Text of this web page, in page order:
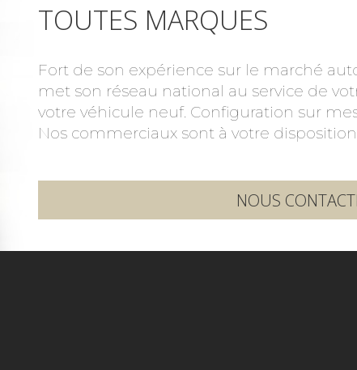
TOUTES MARQUES
Fort de son expérience sur le marché
met son réseau national au service de
votre véhicule neuf. Configuration sur
Nos commerciaux sont à votre
NOUS